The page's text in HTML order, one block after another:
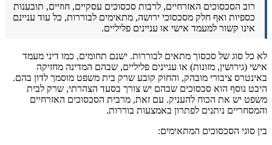
רוב הסכסוכים האזרחיים, לרבות סכסוכים עסקיים, חוזיים, תובענות
כספיות ואף חלק מסכסוכי ירושה, מתאימים לבוררות, כל עוד עניינם
אינו קשור למעמד אישי או עניינים פליליים.
לא כל סוג של סכסוך מתאים לבוררות. ישנם תחומים, כמו דיני מעמד
אישי (גירושין, מזונות) או עניינים פליליים, שבהם המדינה מחזיקה
באינטרס ציבורי מובהק, והחוק קובע שרק בית משפט מוסמך לדון בהם.
היבט נוסף הוא סכסוכים שבהם יש צורך בסעד הצהרתי, שרק לבית
משפט יש את הכוח להעניק. עם זאת, מרבית הסכסוכים האזרחיים
והמסחריים ניתנים לפתרון באמצעות בוררות.
בין סוגי הסכסוכים המתאימים: